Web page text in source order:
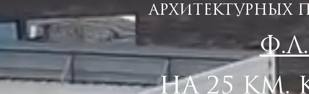
АРХИТЕКТУРНЫХ
НА 25 КМ.